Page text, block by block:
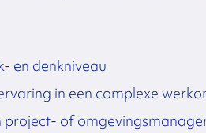
en denkniveau
in een complexe
project- of